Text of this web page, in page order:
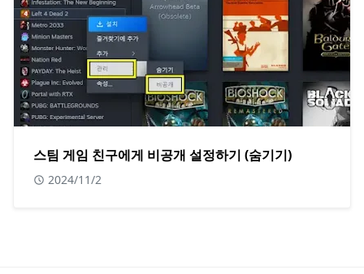
스팀 게임 친구에게 비공개 설정하기 (숨기기)
2024/11/2